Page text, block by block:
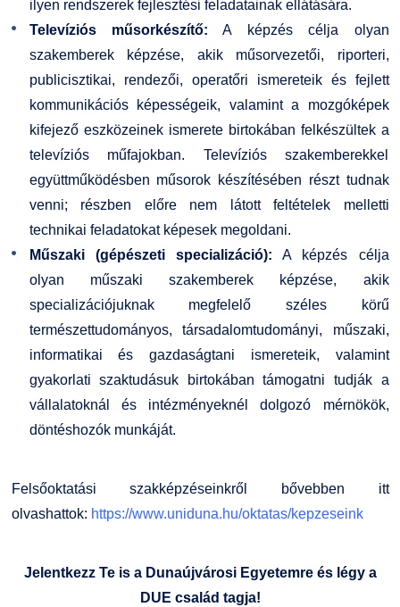
ilyen rendszerek fejlesztési feladatainak ellátására.
Televíziós műsorkészítő: A képzés célja olyan
szakemberek képzése, akik műsorvezetői, riporteri,
publicisztikai, rendezői, operatőri ismereteik és fejlett
kommunikációs képességeik, valamint a mozgóképek
kifejező eszközeinek ismerete birtokában felkészültek a
televíziós műfajokban. Televíziós szakemberekkel
együttműködésben műsorok készítésében részt tudnak
venni; részben előre nem látott feltételek melletti
technikai feladatokat képesek megoldani.
Műszaki (gépészeti specializáció): A képzés célja
olyan műszaki szakemberek képzése, akik
specializációjuknak megfelelő széles körű
természettudományos, társadalomtudományi, műszaki,
informatikai és gazdaságtani ismereteik, valamint
gyakorlati szaktudásuk birtokában támogatni tudják a
vállalatoknál és intézményeknél dolgozó mérnökök,
döntéshozók munkáját.
Felsőoktatási szakképzéseinkről bővebben itt
olvashattok: https://www.uniduna.hu/oktatas/kepzeseink
Jelentkezz Te is a Dunaújvárosi Egyetemre és légy a
DUE család tagja!